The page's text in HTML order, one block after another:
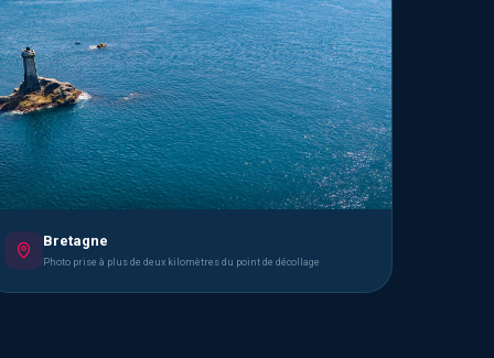
Bretagne
Photo prise à plus de deux kilomètres du point de décollage